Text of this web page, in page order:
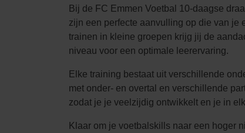
Bij de FC Emmen Voetbal 10-daagse
zijn een perfecte aanvulling op die van je
trainen in kleine groepen krijg jij de
niveau voor een optimale leerervaring.
Elke training bestaat uit verschillende
met onder- en overtal en verschillende
zodat je je veelzijdig ontwikkelt en je in
Klaar om je voetbalskills naar een hoger